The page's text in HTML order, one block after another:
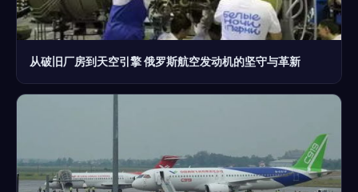
从破旧厂房到天空引擎 俄罗斯航空发动机的坚守与革新